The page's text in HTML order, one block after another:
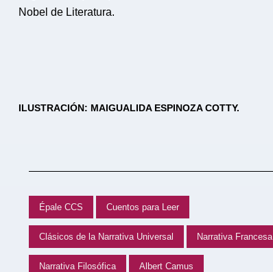
Nobel de Literatura.
ILUSTRACIÓN: MAIGUALIDA ESPINOZA COTTY.
Épale CCS Cuentos para Leer
Clásicos de la Narrativa Universal Narrativa Francesa
Narrativa Filosófica Albert Camus